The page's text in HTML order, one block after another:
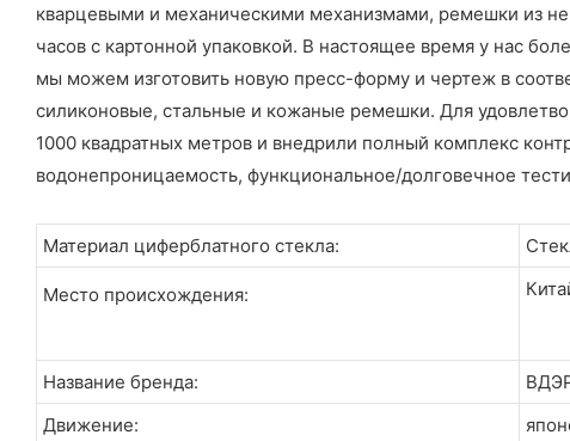
кварцевыми и механическими механизмами, ремешки из
часов с картонной упаковкой. В настоящее время у нас
мы можем изготовить новую пресс-форму и чертеж в
силиконовые, стальные и кожаные ремешки. Для
1000 квадратных метров и внедрили полный комплекс
водонепроницаемость, функциональное/долговечное
Материал циферблатного стекла:
Место происхождения:
Название бренда:
Движение: